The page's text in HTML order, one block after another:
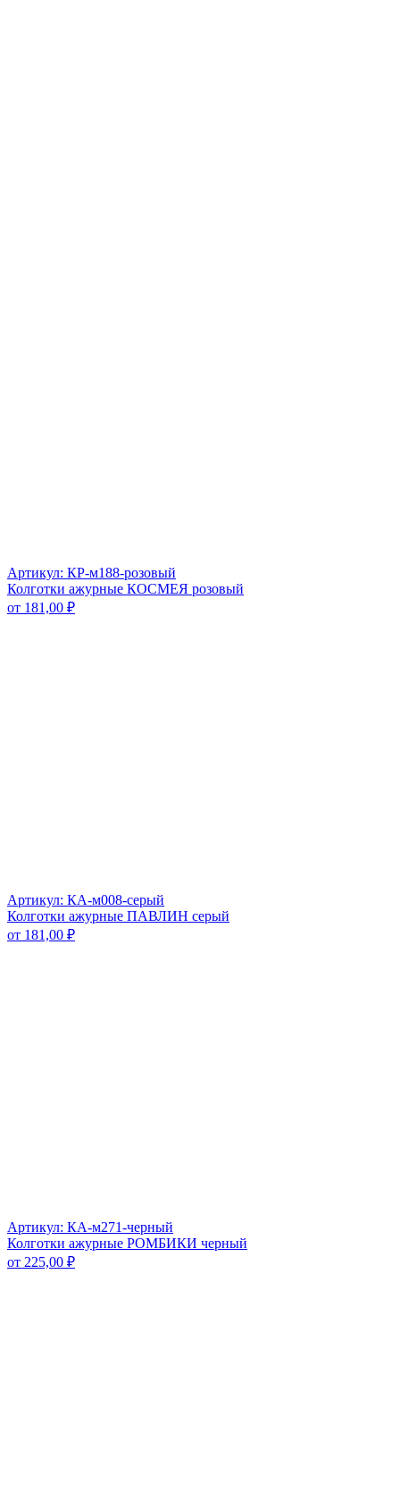
Артикул: КР-м188-розовый
Колготки ажурные КОСМЕЯ розовый
от 181,00 ₽
Артикул: КА-м008-серый
Колготки ажурные ПАВЛИН серый
от 181,00 ₽
Артикул: КА-м271-черный
Колготки ажурные РОМБИКИ черный
от 225,00 ₽